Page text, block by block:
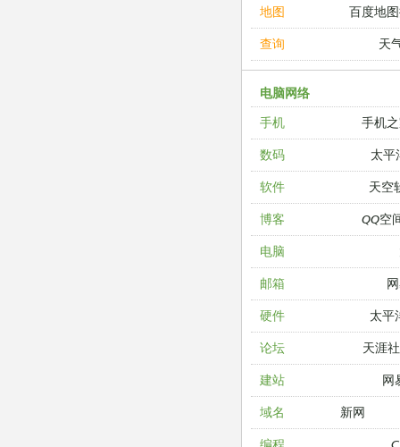
地图 百度地
查询 天
电脑网络
手机
手机
数码 太平
软件 天空
博客 QQ空
电脑
邮箱
硬件 太平
论坛 天涯
建站 网
域名 新网
编程